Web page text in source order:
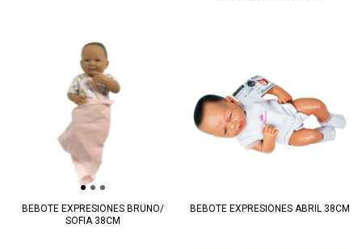
BEBOTE EXPRESIONES BRUNO/
SOFIA 38CM
BEBOTE EXPRESIONES ABRIL 38CM